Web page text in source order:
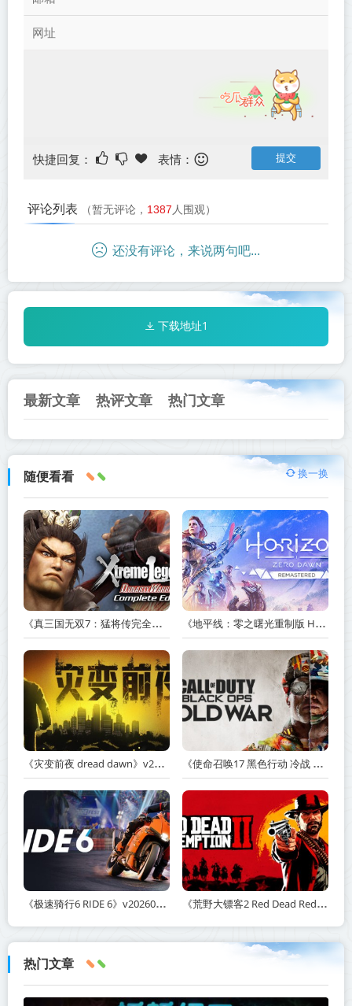
快捷回复： 表情：
评论列表 （暂无评论， 1387 人围观）
还没有评论，来说两句吧...
下载地址1
最新文章 热评文章 热门文章
随便看看 换一换
《真三国无双7：猛将传完全版 DYNASTY WARRIORS 7: Xtreme Legends Complete Edition》Build.3602035-免安装中文版【PC/手机双端】丨中文版 《地平线：零之曙光重制版 Horizon Zero Dawn Remastered》v1.5.89.0-送修改器丨中文版网盘下载
《灾变前夜 dread dawn》v20260530-免安装中文版丨中文版网盘下载 《使命召唤17 黑色行动 冷战 Call of Duty: Black Ops Cold War》v1.34.1.15931218-全DLC+送修改器丨中文版网盘下载
《极速骑行6 RIDE 6》v20260511-免安装中文版丨中文版网盘下载 《荒野大镖客2 Red Dead Redemption 2》v1491.50-打包mod+送修改器丨中文版网盘下载
热门文章